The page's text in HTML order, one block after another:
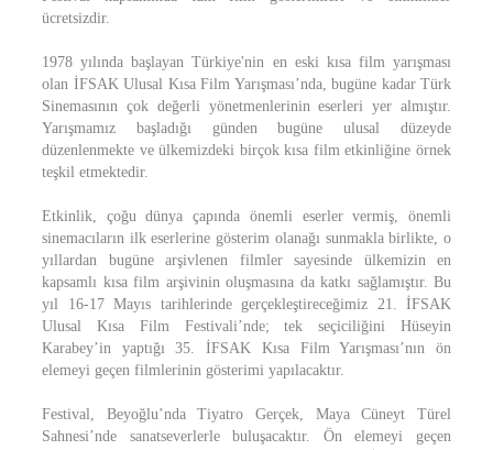
ücretsizdir.
1978 yılında başlayan Türkiye'nin en eski kısa film yarışması
olan İFSAK Ulusal Kısa Film Yarışması’nda, bugüne kadar Türk
Sinemasının çok değerli yönetmenlerinin eserleri yer almıştır.
Yarışmamız başladığı günden bugüne ulusal düzeyde
düzenlenmekte ve ülkemizdeki birçok kısa film etkinliğine örnek
teşkil etmektedir.
Etkinlik, çoğu dünya çapında önemli eserler vermiş, önemli
sinemacıların ilk eserlerine gösterim olanağı sunmakla birlikte, o
yıllardan bugüne arşivlenen filmler sayesinde ülkemizin en
kapsamlı kısa film arşivinin oluşmasına da katkı sağlamıştır. Bu
yıl 16-17 Mayıs tarihlerinde gerçekleştireceğimiz 21. İFSAK
Ulusal Kısa Film Festivali’nde; tek seçiciliğini Hüseyin
Karabey’in yaptığı 35. İFSAK Kısa Film Yarışması’nın ön
elemeyi geçen filmlerinin gösterimi yapılacaktır.
Festival, Beyoğlu’nda Tiyatro Gerçek, Maya Cüneyt Türel
Sahnesi’nde sanatseverlerle buluşacaktır. Ön elemeyi geçen